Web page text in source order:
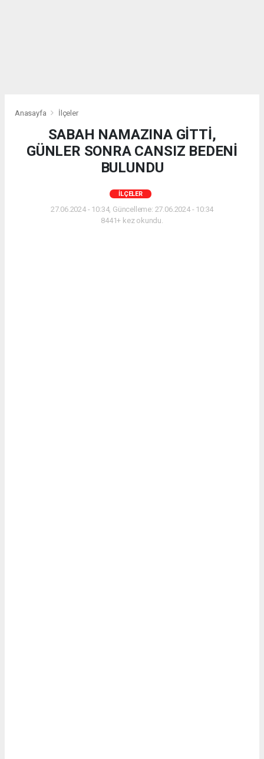
Anasayfa İlçeler
SABAH NAMAZINA GİTTİ,
GÜNLER SONRA CANSIZ BEDENİ
BULUNDU
İLÇELER
27.06.2024 - 10:34, Güncelleme: 27.06.2024 - 10:34
8441+ kez okundu.